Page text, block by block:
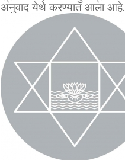
अनुवाद येथे करण्यात आला आहे.